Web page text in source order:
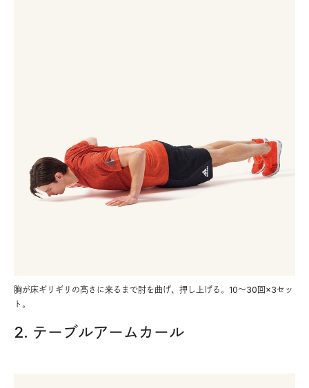
胸が床ギリギリの高さに来るまで肘を曲げ、押し上げる。10～30回×3セッ
ト。
2. テーブルアームカール